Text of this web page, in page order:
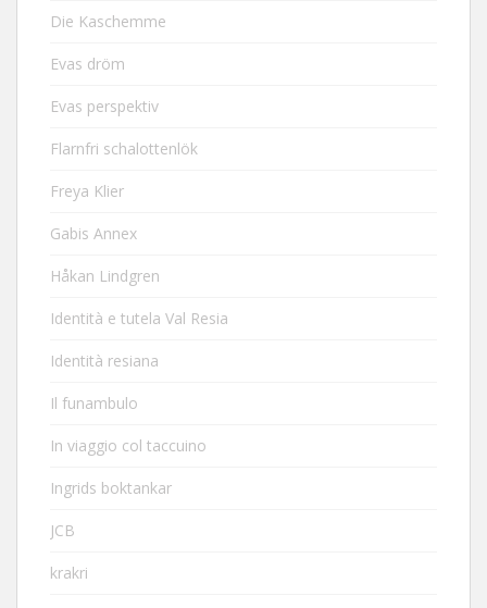
Die Kaschemme
Evas dröm
Evas perspektiv
Flarnfri schalottenlök
Freya Klier
Gabis Annex
Håkan Lindgren
Identità e tutela Val Resia
Identità resiana
Il funambulo
In viaggio col taccuino
Ingrids boktankar
JCB
krakri